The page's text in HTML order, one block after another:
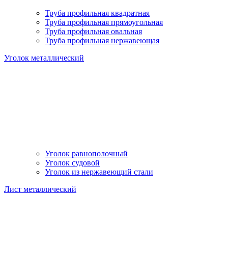
Труба профильная квадратная
Труба профильная прямоугольная
Труба профильная овальная
Труба профильная нержавеющая
Уголок металлический
Уголок равнополочный
Уголок судовой
Уголок из нержавеющий стали
Лист металлический